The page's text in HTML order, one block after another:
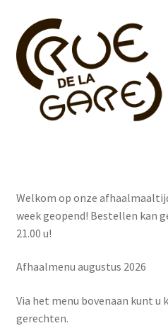
Ga
door
naar
navigatie
Ga
naar
de
inhoud
Maaltijdsalades
Dranken
Welkom op onze
week geopend! Bestellen kan
21.00 u!
Afhaalmenu augustus 2026
Via het menu bovenaan kunt u
gerechten.